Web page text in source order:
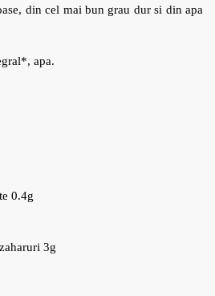
din cel mai bun grau dur si din apa
apa.
0.4g
3g